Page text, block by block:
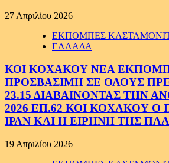
27 Απριλίου 2026
ΕΚΠΟΜΠΕΣ
ΕΛΛΑΔΑ
ΚΟΙ ΚΟΧΑΚΟΥ ΝΕΑ
ΠΡΟΣΒΑΣΙΜΗ ΣΕ ΟΛΟΥΣ
23.15 ΔΙΑΒΑΙΝΟΝΤΑΣ ΤΗΝ
2026 ΕΠ.62 ΚΟΙ ΚΟΧΑΚΟΥ
ΙΡΑΝ ΚΑΙ Η ΕΙΡΗΝΗ ΤΗΣ
19 Απριλίου 2026